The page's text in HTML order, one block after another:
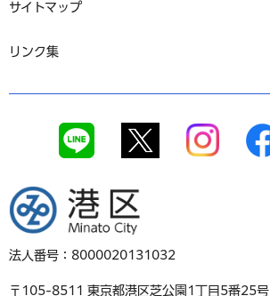
サイトマップ
リンク集
港区
法人番号：8000020131032
〒105-8511 東京都港区芝公園1丁目5番25号